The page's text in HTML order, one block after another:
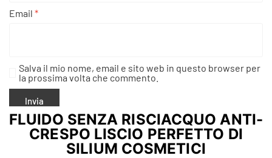
Email *
Salva il mio nome, email e sito web in questo browser per
la prossima volta che commento.
FLUIDO SENZA RISCIACQUO ANTI-
CRESPO LISCIO PERFETTO DI
SILIUM COSMETICI